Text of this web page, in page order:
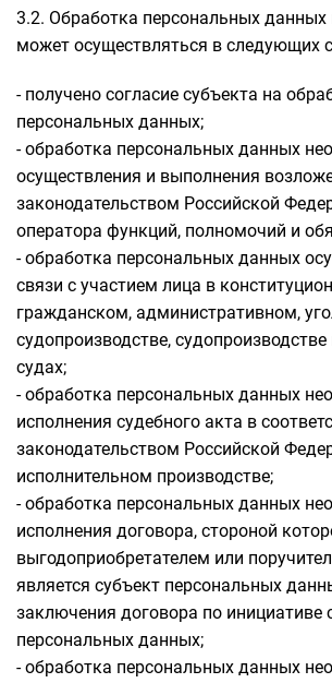
3.2. Обработка персональных
может осуществляться в следующих
- получено согласие субъекта на
персональных данных;
- обработка персональных данных
осуществления и выполнения
законодательством Российской
оператора функций, полномочий и
- обработка персональных данных
связи с участием лица в
гражданском, административном,
судопроизводстве,
судах;
- обработка персональных данных
исполнения судебного акта в
законодательством Российской
исполнительном производстве;
- обработка персональных данных
исполнения договора, стороной
выгодоприобретателем или
является субъект персональных
заключения договора по инициативе
персональных данных;
- обработка персональных данных